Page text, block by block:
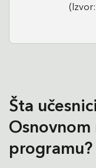
Šta
programu?